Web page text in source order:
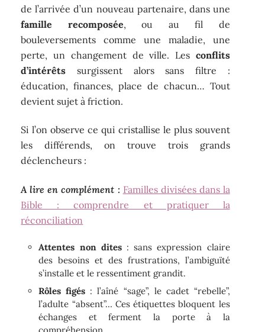
de l’arrivée d’un nouveau partenaire, dans une
famille recomposée, ou au fil de
bouleversements comme une maladie, une
perte, un changement de ville. Les conflits
d’intérêts surgissent alors sans filtre :
éducation, finances, place de chacun… Tout
devient sujet à friction.
Si l’on observe ce qui cristallise le plus souvent
les différends, on trouve trois grands
déclencheurs :
A lire en complément : Familles divisées dans la
Bible : comprendre et pratiquer la
réconciliation
Attentes non dites: sans expression claire
des besoins et des frustrations, l’ambiguïté
s’installe et le ressentiment grandit.
Rôles figés : l’aîné “sage”, le cadet “rebelle”,
l’adulte “absent”… Ces étiquettes bloquent les
échanges et ferment la porte à la